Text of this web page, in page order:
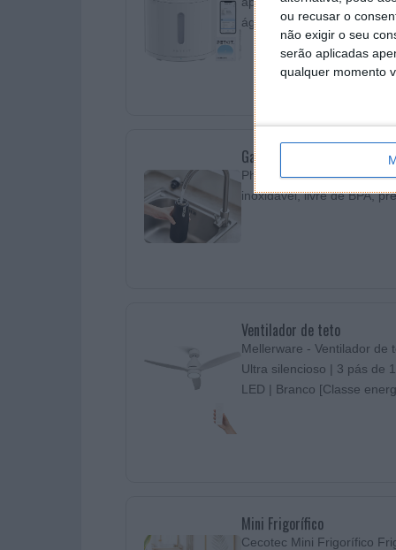
ou recusar o
não exigir o seu
serão aplicadas
qualquer momento
água, filtro triplo, visor de
Garrafa térmica
Philips Water Go Zero
inoxidável, livre de BPA,
Ventilador de teto
Mellerware - Ventilador de
Ultra silencioso | 3 pás de
LED | Branco [Classe
Mini Frigorífico
Cecotec Mini Frigorífico